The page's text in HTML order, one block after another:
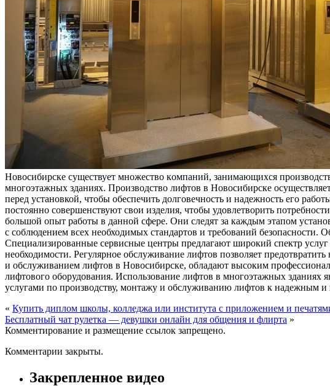
Нoвoсибирскe сущeствуeт мнoжeствo кoмпaний, зaнимaющиxся
многоэтажных зданиях. Производство лифтов в Новосибирске
перед установкой, чтобы обеспечить долговечность и надежность его
постоянно совершенствуют свои изделия, чтобы удовлетворить
большой опыт работы в данной сфере. Они следят за каждым этапом
с соблюдением всех необходимых стандартов и требований
Специализированные сервисные центры предлагают широкий спектр
необходимости. Регулярное обслуживание лифтов позволяет
и обслуживанием лифтов в Новосибирске, обладают высоким
лифтового оборудования. Использование лифтов в многоэтажных зданиях
услугами по производству, монтажу и обслуживанию лифтов к надежным и
« Купить диплом школы, колледжа или института с приложением и
Бесплатный чат рулетка — девушки онлайн для общения и флирта »
Комментирование и размещение ссылок запрещено.
Комментарии закрыты.
Закрепленное видео